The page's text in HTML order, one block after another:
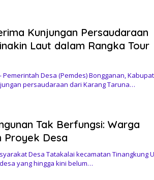
Kunjungan Persaudaraan
Laut dalam Rangka Tour
Pemerintah Desa (Pemdes) Bongganan,
persaudaraan dari Karang Taruna…
Tak Berfungsi: Warga
Proyek Desa
Desa Tatakalai kecamatan Tinangkung
yang hingga kini belum…